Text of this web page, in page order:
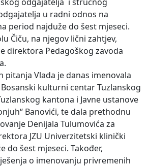
u radni odnos na
period najduže do šest mjeseci.
Čiču, na njegov lični zahtjev,
direktora Pedagoškog zavoda
pitanja Vlada je danas imenovala
kulturni centar Tuzlanskog
kantona i Javne ustanove
Banovići, te dala prethodnu
Denijala Tulumovića za
JZU Univerzitetski klinički
do šest mjeseci. Također,
o imenovanju privremenih